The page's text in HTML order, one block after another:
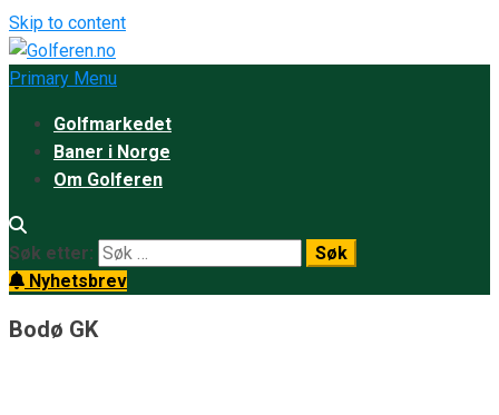
Skip to content
Primary Menu
Golfmarkedet
Baner i Norge
Om Golferen
Søk etter:
Nyhetsbrev
Bodø GK